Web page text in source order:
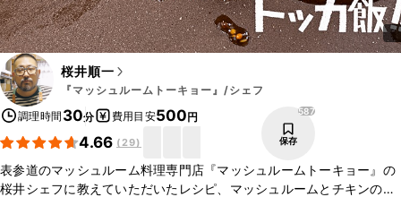
桜井順一
『マッシュルームトーキョー』/シェフ
調理時間 30分 費用目安500円
4.66 (29)
587
保存
表参道のマッシュルーム料理専門店『マッシュルームトーキョー』の
桜井シェフに教えていただいたレシピ、マッシュルームとチキンのハ